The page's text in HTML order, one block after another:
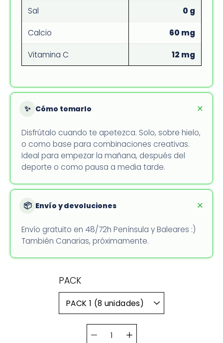
Sal 0 g
Calcio 60 mg
Vitamina C 12 mg
✨ Cómo tomarlo
Disfrútalo cuando te apetezca. Solo, sobre hielo,
o como base para combinaciones creativas.
Ideal para empezar la mañana, después del
deporte o como pausa a media tarde.
📦 Envío y devoluciones
Envío gratuito en 48/72h Península y Baleares :)
También Canarias, próximamente.
PACK
PACK 1 (8 unidades)